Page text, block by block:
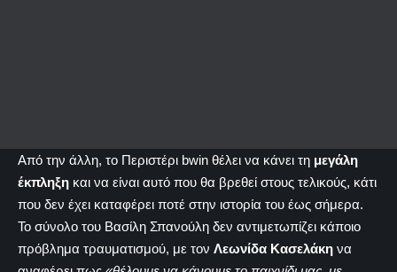
Από την άλλη, το Περιστέρι bwin θέλει να κάνει τη μεγάλη
έκπληξη και να είναι αυτό που θα βρεθεί στους τελικούς, κάτι
που δεν έχει καταφέρει ποτέ στην ιστορία του έως σήμερα.
Το σύνολο του Βασίλη Σπανούλη δεν αντιμετωπίζει κάποιο
πρόβλημα τραυματισμού, με τον Λεωνίδα Κασελάκη να